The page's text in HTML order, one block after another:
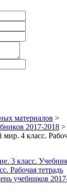
материалов >
2017-2018 >
4 класс.
3 класс.
Рабочая тетрадь
учебников